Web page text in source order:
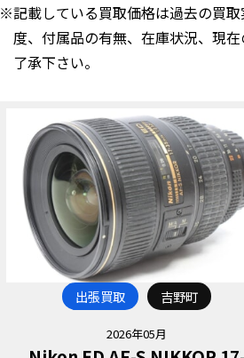
※記載している買取価格は過去の買
度、付属品の有無、在庫状況、現
了承下さい。
出張買取 吉野町
2026年05月